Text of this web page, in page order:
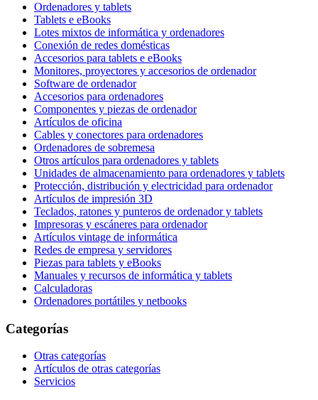
Ordenadores y tablets
Tablets e eBooks
Lotes mixtos de informática y ordenadores
Conexión de redes domésticas
Accesorios para tablets e eBooks
Monitores, proyectores y accesorios de ordenador
Software de ordenador
Accesorios para ordenadores
Componentes y piezas de ordenador
Artículos de oficina
Cables y conectores para ordenadores
Ordenadores de sobremesa
Otros artículos para ordenadores y tablets
Unidades de almacenamiento para ordenadores y tablets
Protección, distribución y electricidad para ordenador
Artículos de impresión 3D
Teclados, ratones y punteros de ordenador y tablets
Impresoras y escáneres para ordenador
Artículos vintage de informática
Redes de empresa y servidores
Piezas para tablets y eBooks
Manuales y recursos de informática y tablets
Calculadoras
Ordenadores portátiles y netbooks
Categorías
Otras categorías
Artículos de otras categorías
Servicios